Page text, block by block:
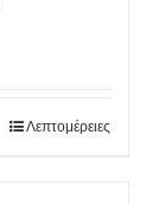
Λεπτομέρειες